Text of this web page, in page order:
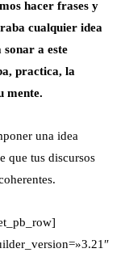
hacer frases y
cualquier idea
a este
practica, la
mente.
una idea
que tus discursos